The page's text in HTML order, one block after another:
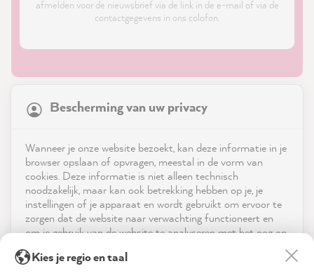
afmelden voor de nieuwsbrief via de link in de e-mail of via de
contactgegevens in ons colofon.
Service
Neem contact op met
Bescherming van uw privacy
Wanneer je onze website bezoekt, kan deze informatie in je
browser opslaan of opvragen, meestal in de vorm van
cookies. Deze informatie is niet alleen technisch
noodzakelijk, maar kan ook betrekking hebben op je, je
instellingen of je apparaat en wordt gebruikt om ervoor te
zorgen dat de website naar verwachting functioneert en
om je gebruik van de website te analyseren met het oog op
advertenties aan te bieden via de diensten die in de
21,926Reviews
reviews-io
Verified Customer
Kies je regio en taal